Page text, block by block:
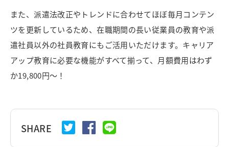
また、派遣法改正やトレンドに合わせてほぼ毎月コンテン
ツを更新しているため、在職期間の長い従業員の教育や派
遣社員以外の社員教育にもご活用いただけます。キャリア
アップ教育に必要な機能がすべて揃って、月額費用はわず
か19,800円〜！
SHARE